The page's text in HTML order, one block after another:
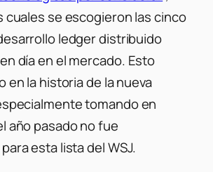
cuales se escogieron las cinco
ledger distribuido
día en el mercado. Esto
en la historia de la nueva
tomando en
año pasado no fue
esta lista del WSJ.